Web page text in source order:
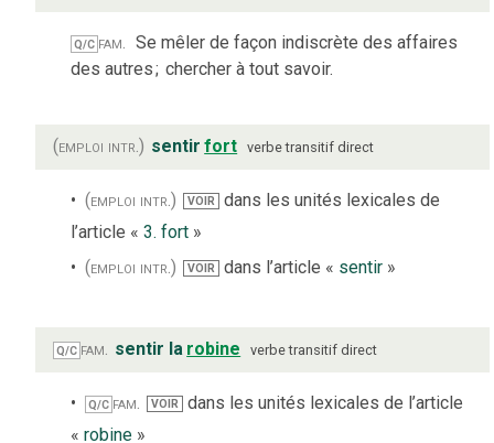
Q/C fam. Se mêler de façon indiscrète des affaires
des autres; chercher à tout savoir.
(emploi intr.) sentir fort verbe transitif direct
(emploi intr.) VOIR dans les unités lexicales de
l’article « 3. fort »
(emploi intr.)
VOIR dans l’article « sentir»
Q/C fam. sentir la robine verbe transitif direct
Q/C fam. VOIR
dans les unités lexicales de l’article
« robine »